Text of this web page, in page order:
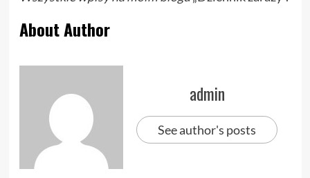
About Author
admin
See author's posts